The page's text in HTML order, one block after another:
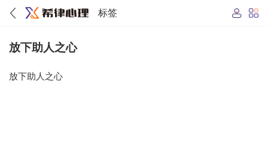
标签
放下助人之心
放下助人之心